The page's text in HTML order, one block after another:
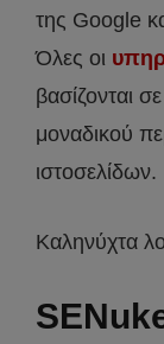
της Google
Όλες οι
βασίζονται
μοναδικού
ιστοσελίδων.
Καληνύχτα